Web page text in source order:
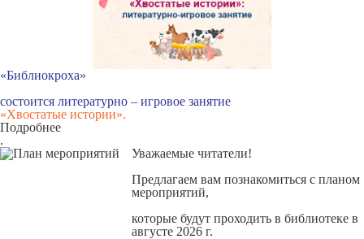
«Библиокроха»
состоится литературно – игровое занятие
«Хвостатые истории».
Подробнее
.
Уважаемые читатели!
Предлагаем вам познакомиться с планом
мероприятий,
которые будут проходить в библиотеке в
августе 2026 г.